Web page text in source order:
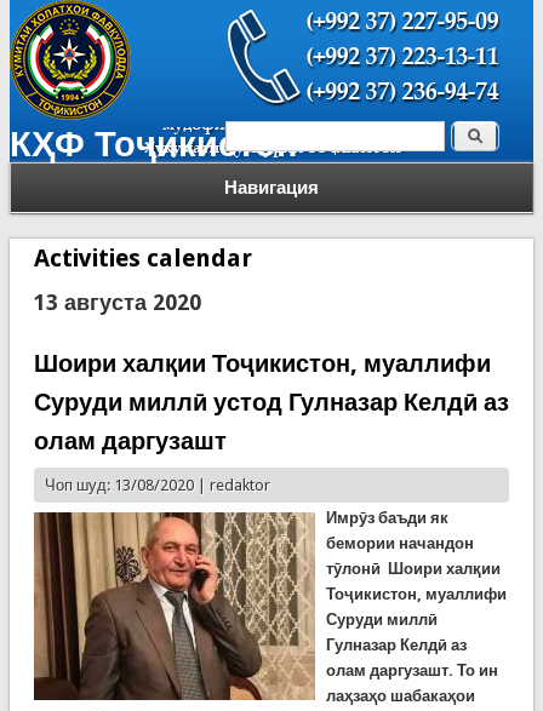
КҲФ Тоҷикистон
Навигация
Форма поиска Поиск
Activities calendar
13 августа 2020
Шоири халқии Тоҷикистон, муаллифи
Суруди миллӣ устод Гулназар Келдӣ аз
олам даргузашт
Чоп шуд: 13/08/2020 | redaktor
Имрӯз баъди як
бемории начандон
тӯлонӣ Шоири халқии
Тоҷикистон, муаллифи
Суруди миллӣ
Гулназар Келдӣ аз
олам даргузашт. То ин
лаҳзаҳо шабакаҳои